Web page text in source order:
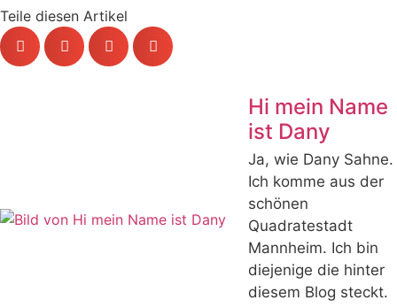
Teile diesen Artikel
Hi mein Name
ist Dany
Ja, wie Dany Sahne.
Ich komme aus der
schönen
Quadratestadt
Mannheim. Ich bin
diejenige die hinter
diesem Blog steckt.